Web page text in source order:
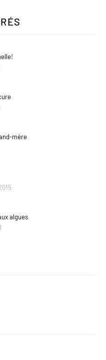
mère
algues